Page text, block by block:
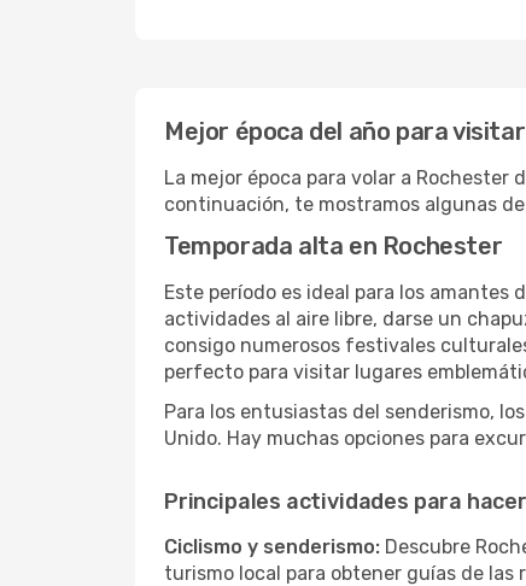
Mejor época del año para
La mejor época para volar a
continuación, te mostramos algunas
Temporada alta en Rochester
Este período es ideal para los
actividades al aire libre, darse un
consigo numerosos festivales
perfecto para visitar lugares
Para los entusiastas del senderismo,
Unido. Hay muchas opciones para
Principales actividades para
Ciclismo y senderismo: Descubre
turismo local para obtener guías de las